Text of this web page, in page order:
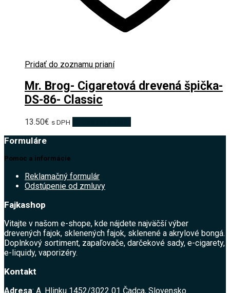
Pridať do zoznamu prianí
Mr. Brog- Cigaretová drevená špička-
DS-86- Classic
13.50€ s DPH
Formuláre
Pomoc a informácie
Reklamačný formulár
Odstúpenie od zmluvy
Fajkashop
Vitajte v našom e-shope, kde nájdete najväčší výber
drevených fajok, sklenených fajok, sklenené a akrylové bongá.
Doplnkový sortiment, zapaľovače, darčekové sady, e-cigarety,
e-liquidy, vaporizéry.
Kontakt
Adresa: A. Hlinku 1452/3022 01 Čadca, Slovensko